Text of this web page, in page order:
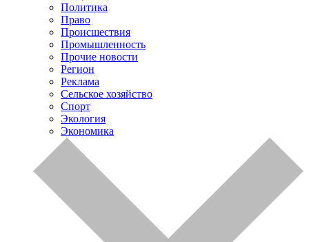
Политика
Право
Происшествия
Промышленность
Прочие новости
Регион
Реклама
Сельское хозяйство
Спорт
Экология
Экономика